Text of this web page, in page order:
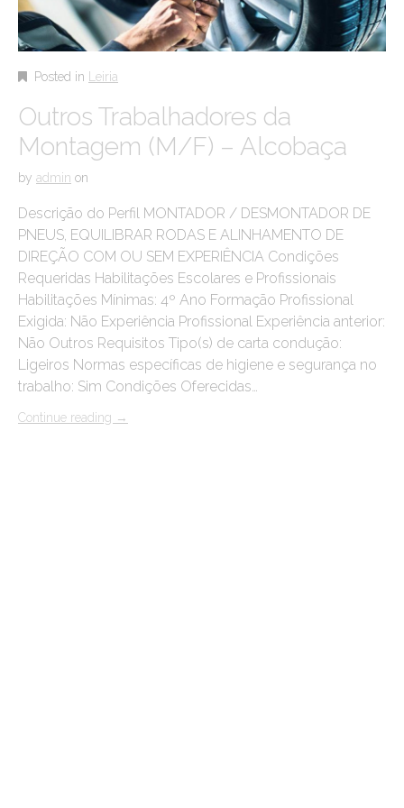
Posted in Leiria
Outros Trabalhadores da
Montagem (M/F) – Alcobaça
by admin on
Descrição do Perfil MONTADOR / DESMONTADOR DE
PNEUS, EQUILIBRAR RODAS E ALINHAMENTO DE
DIREÇÃO COM OU SEM EXPERIÊNCIA Condições
Requeridas Habilitações Escolares e Profissionais
Habilitações Mínimas: 4º Ano Formação Profissional
Exigida: Não Experiência Profissional Experiência anterior:
Não Outros Requisitos Tipo(s) de carta condução:
Ligeiros Normas específicas de higiene e segurança no
trabalho: Sim Condições Oferecidas…
Continue reading →